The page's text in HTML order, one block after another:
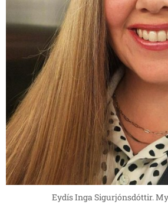
Eydís Inga Sigurjónsdóttir.